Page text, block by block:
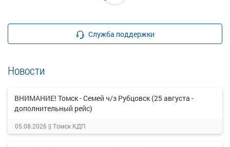
Служба поддержки
Новости
ВНИМАНИЕ! Томск - Семей ч/з Рубцовск (25 августа -
дополнительный рейс)
05.08.2026 || Томск КДП